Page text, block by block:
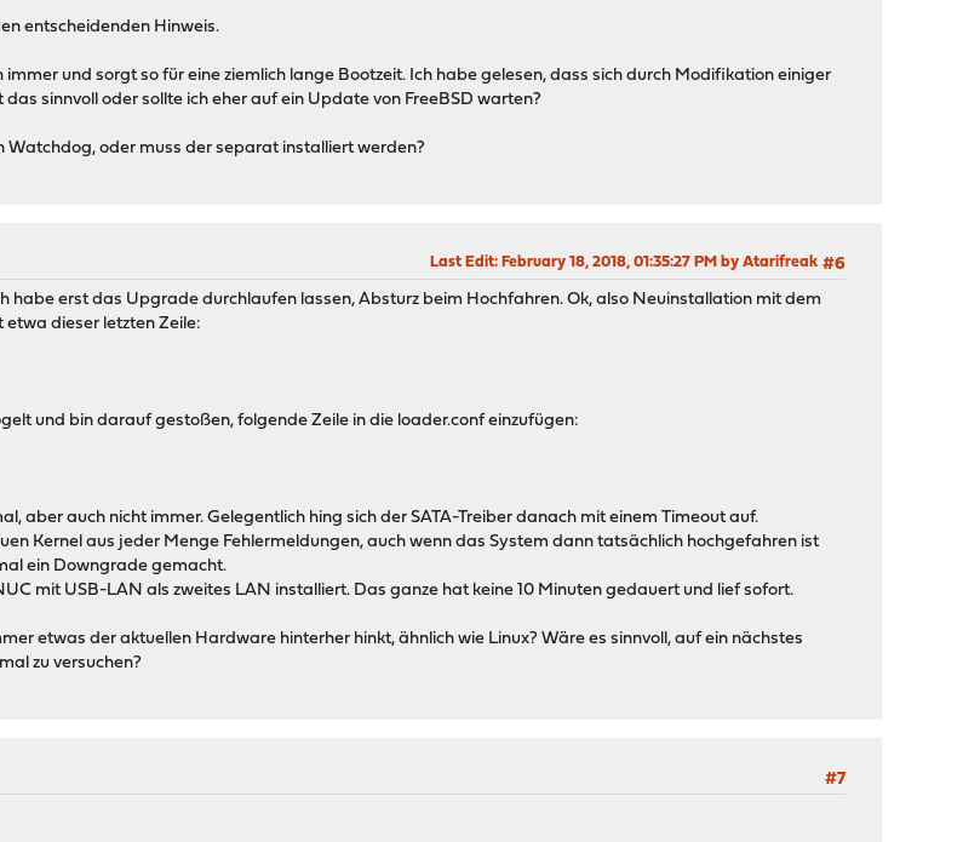
entscheidenden Hinweis.
und sorgt so für eine ziemlich lange Bootzeit. Ich habe gelesen, dass sich durch Modifikation einiger
sinnvoll oder sollte ich eher auf ein Update von FreeBSD warten?
Watchdog, oder muss der separat installiert werden?
#6
Last Edit: February 18, 2018, 01:35:27 PM by Atarifreak
habe erst das Upgrade durchlaufen lassen, Absturz beim Hochfahren. Ok, also Neuinstallation mit dem
etwa dieser letzten Zeile:
und bin darauf gestoßen, folgende Zeile in die loader.conf einzufügen:
aber auch nicht immer. Gelegentlich hing sich der SATA-Treiber danach mit einem Timeout auf.
Kernel aus jeder Menge Fehlermeldungen, auch wenn das System dann tatsächlich hochgefahren ist
ein Downgrade gemacht.
mit USB-LAN als zweites LAN installiert. Das ganze hat keine 10 Minuten gedauert und lief sofort.
etwas der aktuellen Hardware hinterher hinkt, ähnlich wie Linux? Wäre es sinnvoll, auf ein nächstes
zu versuchen?
#7